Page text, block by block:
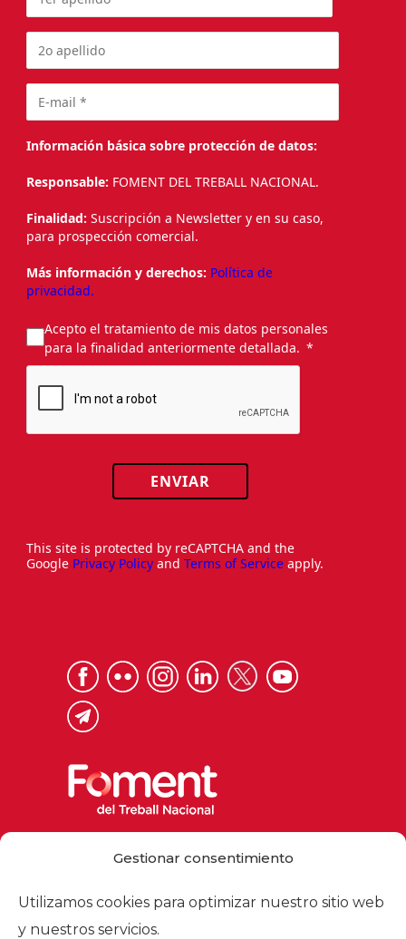
Gestionar consentimiento
Utilizamos cookies para optimizar nuestro sitio web
y nuestros servicios.
Información básica sobre protección de datos:
Responsable: FOMENT DEL TREBALL NACIONAL.
Finalidad: Suscripción a Newsletter y en su caso,
para prospección comercial.
Más información y derechos: Política de
privacidad.
Acepto el tratamiento de mis datos personales
para la finalidad anteriormente detallada.
ENVIAR
This site is protected by reCAPTCHA and the
Google Privacy Policy and Terms of Service apply.
foment@foment.com